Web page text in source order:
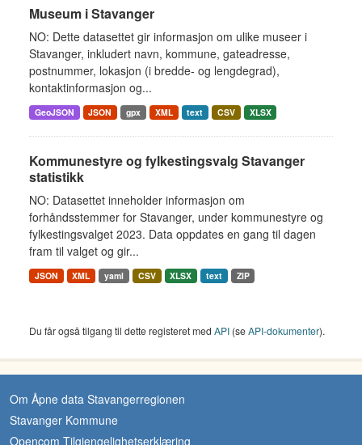
Museum i Stavanger
NO: Dette datasettet gir informasjon om ulike museer i
Stavanger, inkludert navn, kommune, gateadresse,
postnummer, lokasjon (i bredde- og lengdegrad),
kontaktinformasjon og...
GeoJSON JSON gpx XML text CSV XLSX
Kommunestyre og fylkestingsvalg Stavanger
statistikk
NO: Datasettet inneholder informasjon om
forhåndsstemmer for Stavanger, under kommunestyre og
fylkestingsvalget 2023. Data oppdates en gang til dagen
fram til valget og gir...
JSON XML yaml CSV XLSX text ZIP
Du får også tilgang til dette registeret med API (seAPI-dokumenter).
Om Åpne data Stavangerregionen
Stavanger Kommune
Opencom Tilgjengelighetserklæring